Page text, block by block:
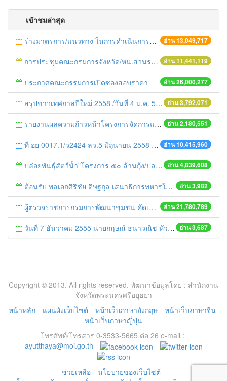
เข้าชมล่าสุด
อ่าน 13,049,717
ร่างมาตรการ/แนวทาง ในการดำเนินการประกอบการตรวจราชการแบบบูรณาการ
อ่าน 11,441,119
การประชุมคณะกรมการจังหวัด/หน.ส่วนราชการประจำเดือน มิถุนายน 2558
อ่าน 26,000,277
ประกาศคณะกรรมการเปิดซองสอบราคา
อ่าน 3,792,071
สรุปข่าวเทศกาลปีใหม่ 2558 /วันที่ 4 ม.ค. 58
อ่าน 2,180,551
รายงานผลความก้าวหน้าโครงการจัดการแก้ไขปัญหาขยะ สัปดาห์ที่ 9/2558
อ่าน 10,415,960
ที่ อย 0017.1/ว2424 ลว.5 มิถุนายน 2558 เรื่อง แจ้งกำหนดตรวจประเมินและให้คะแนนหน่วยงานที่สมัครเข้าร่วมโครงการพัฒนาหน่วยงานต้นแบบในการจัดตั้งศูนย์ข้อมูลข่าวสารของราชการฯ ประจำปีงบประมาณ พ.ศ. 2558
อ่าน 4,839,608
ปล่อยพันธุ์สัตว์น้ำ"โครงการ ๕๐ ล้านกุ้ง/ปลา ฟื้นชีวิตใหม่ให้เจ้าพระยา
อ่าน 3,982
ต้อนรับ พลเอกศิริชัย ดิษฐกุล เสนาธิการทหารในการตรวจราชการดำเนินงานของศูนย์ดำรงธรรมจังหวัดพระนครศรีอยุธยา
อ่าน 21,780,789
ผู้ตรวจราชการกรมการพัฒนาชุมชน คัดเลือกข้าราชการและลูกจ้างดีเด่น และหน่วยงานพัฒนาชุมชนใสสะอาด ประจำปี ๒๕๕๔
อ่าน 3,687
วันที่ 7 ธันวาคม 2555 นายกฤษณ์ ธนาวณิช หัวหน้าสำนักงานจังหวัด ให้การต้อนรับ นายภัคพงศ์ ทวิพัฒน์ รองผู้ว่าฯ คนใหม่
Copyright © 2013. All rights reserved. พัฒนาข้อมูลโดย : สำนักงาน
จังหวัดพระนครศรีอยุธยา
หน้าหลัก
แผนผังเว็บไซต์ หน้าเว็บภาษาอังกฤษ
หน้าเว็บภาษาจีน
หน้าเว็บภาษาญี่ปุ่น
โทรศัพท์/โทรสาร 0-3533-5665 ต่อ 26 e-mail :
ayutthaya@moi.go.th
ช่วยเหลือ
นโยบายของเว็บไซต์